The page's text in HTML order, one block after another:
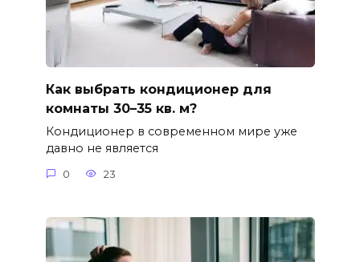
Как выбрать кондиционер для
комнаты 30–35 кв. м?
Кондиционер в современном мире уже
давно не является
0 23